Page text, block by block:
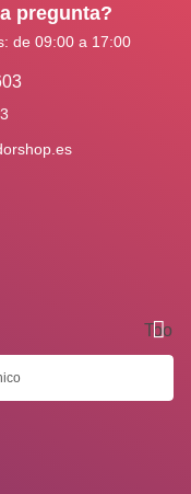
pregunta?
de 09:00 a 17:00